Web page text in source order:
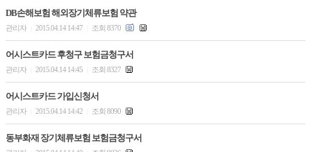
DB손해보험 해외장기체류보험 약관
관리자 2015.04.14 14:47 조회 8370
어시스트카드 후청구 보험금청구서
관리자 2015.04.14 14:45 조회 8327
어시스트카드 가입신청서
관리자 2015.04.14 14:42 조회 8090
동부화재 장기체류보험 보험금청구서